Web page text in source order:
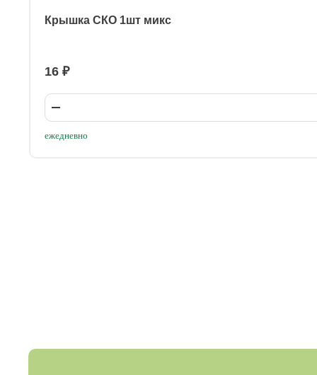
Крышка СКО 1шт микс
16 ₽
ежедневно